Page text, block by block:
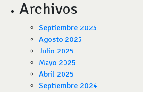
Archivos
Septiembre 2025
Agosto 2025
Julio 2025
Mayo 2025
Abril 2025
Septiembre 2024